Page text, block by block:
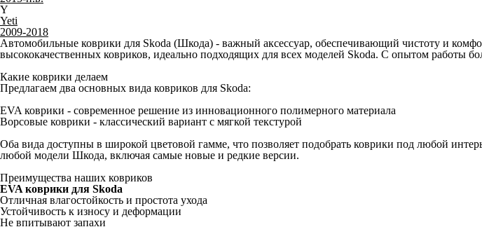
Karoq
2017-н.в.
Kodiaq I
2016-н.в.
Kodiaq II
2023-н.в.
O
Octavia A4 и Tour
1997-2010
Octavia A5 и FL
2004-2013
Octavia A7
2013-2020
Octavia A8
2019-н.в.
P
Praktik
2006-2015
R
Rapid I